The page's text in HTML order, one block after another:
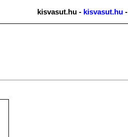
kisvasut.hu - kisvasut.hu-